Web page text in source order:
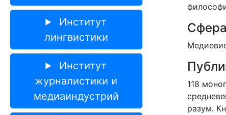
Институт
лингвистики
Институт
журналистики и
медиаиндустрий
118
разум.